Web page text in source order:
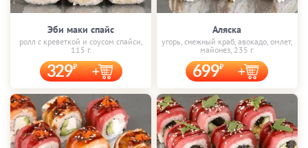
Эби маки спайс
ролл с креветкой и соусом спайси,
115 г.
329
Аляска
угорь, снежный краб, авокадо, омлет,
майонез, 235 г.
699